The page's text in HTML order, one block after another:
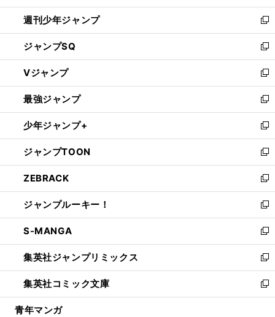
開
く
週刊少年ジャンプ
新
し
い
ウ
ィ
ン
ド
ウ
で
開
く
ジャンプSQ
新
し
い
ウ
ィ
ン
ド
ウ
で
開
く
Vジャンプ
新
し
い
ウ
ィ
ン
ド
ウ
で
開
く
最強ジャンプ
新
し
い
ウ
ィ
ン
ド
ウ
で
開
く
少年ジャンプ+
新
し
い
ウ
ィ
ン
ド
ウ
で
開
く
ジャンプTOON
新
し
い
ウ
ィ
ン
ド
ウ
で
開
く
ZEBRACK
新
し
い
ウ
ィ
ン
ド
ウ
で
開
ジャンプルーキー！
新
し
い
ウ
ィ
ン
ド
ウ
S-MANGA
新
し
い
ウ
ィ
ン
集英社ジャンプリミックス
新
し
い
ウ
集英社コミック文庫
新
し
青年マンガ